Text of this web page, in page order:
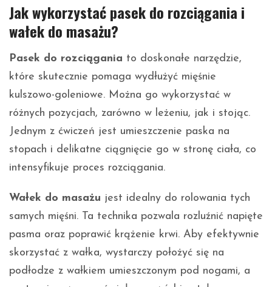
Jak wykorzystać pasek do rozciągania i
wałek do masażu?
Pasek do rozciągania to doskonałe narzędzie,
które skutecznie pomaga wydłużyć mięśnie
kulszowo-goleniowe. Można go wykorzystać w
różnych pozycjach, zarówno w leżeniu, jak i stojąc.
Jednym z ćwiczeń jest umieszczenie paska na
stopach i delikatne ciągnięcie go w stronę ciała, co
intensyfikuje proces rozciągania.
Wałek do masażu jest idealny do rolowania tych
samych mięśni. Ta technika pozwala rozluźnić napięte
pasma oraz poprawić krążenie krwi. Aby efektywnie
skorzystać z wałka, wystarczy położyć się na
podłodze z wałkiem umieszczonym pod nogami, a